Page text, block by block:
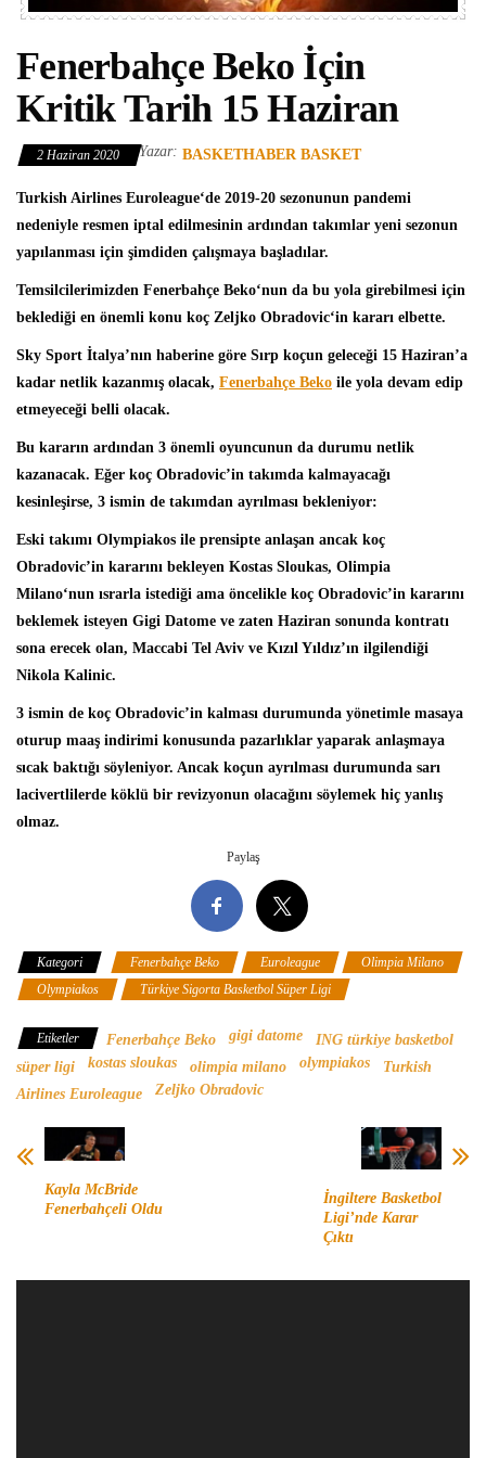
Fenerbahçe Beko İçin
Kritik Tarih 15 Haziran
2 Haziran 2020 Yazar: BASKETHABER BASKET
Turkish Airlines Euroleague‘de 2019-20 sezonunun pandemi
nedeniyle resmen iptal edilmesinin ardından takımlar yeni sezonun
yapılanması için şimdiden çalışmaya başladılar.
Temsilcilerimizden Fenerbahçe Beko‘nun da bu yola girebilmesi için
beklediği en önemli konu koç Zeljko Obradovic‘in kararı elbette.
Sky Sport İtalya’nın haberine göre Sırp koçun geleceği 15 Haziran’a
kadar netlik kazanmış olacak, Fenerbahçe Beko ile yola devam edip
etmeyeceği belli olacak.
Bu kararın ardından 3 önemli oyuncunun da durumu netlik
kazanacak. Eğer koç Obradovic’in takımda kalmayacağı
kesinleşirse, 3 ismin de takımdan ayrılması bekleniyor:
Eski takımı Olympiakos ile prensipte anlaşan ancak koç
Obradovic’in kararını bekleyen Kostas Sloukas, Olimpia
Milano‘nun ısrarla istediği ama öncelikle koç Obradovic’in kararını
beklemek isteyen Gigi Datome ve zaten Haziran sonunda kontratı
sona erecek olan, Maccabi Tel Aviv ve Kızıl Yıldız’ın ilgilendiği
Nikola Kalinic.
3 ismin de koç Obradovic’in kalması durumunda yönetimle masaya
oturup maaş indirimi konusunda pazarlıklar yaparak anlaşmaya
sıcak baktığı söyleniyor. Ancak koçun ayrılması durumunda sarı
lacivertlilerde köklü bir revizyonun olacağını söylemek hiç yanlış
olmaz.
Paylaş
Kategori Fenerbahçe Beko Euroleague
Olimpia Milano
Olympiakos
Türkiye Sigorta Basketbol Süper Ligi
Etiketler Fenerbahçe Beko gigi datome
ING türkiye basketbol
süper ligi
kostas sloukas olimpia milano olympiakos
Turkish
Airlines Euroleague
Zeljko Obradovic
Kayla McBride
Fenerbahçeli Oldu
İngiltere Basketbol
Ligi’nde Karar
Çıktı